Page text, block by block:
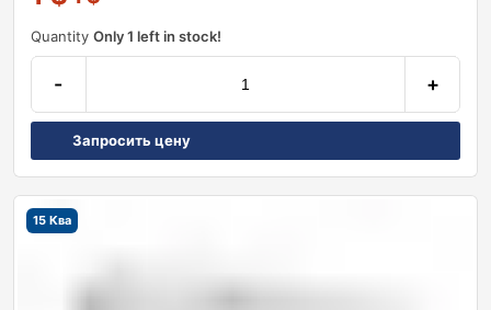
Quantity Only 1 left in stock!
- +
Запросить цену
15 Ква